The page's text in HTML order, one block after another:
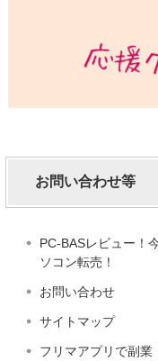
お問い合わせ等
PC-BASレビュー！
ソコン転売！
お問い合わせ
サイトマップ
フリマアプリで副業